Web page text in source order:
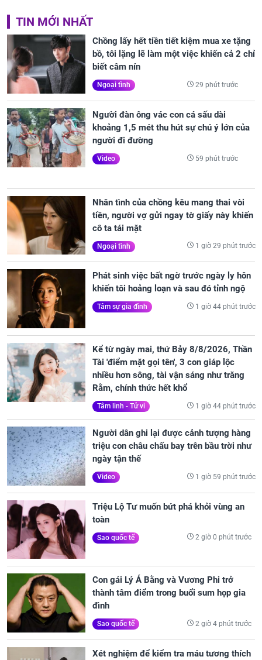
TIN MỚI NHẤT
Chồng lấy hết tiền tiết kiệm mua xe tặng
bồ, tôi lặng lẽ làm một việc khiến cả 2 chỉ
biết câm nín
Ngoại tình 29 phút trước
Người đàn ông vác con cá sấu dài
khoảng 1,5 mét thu hút sự chú ý lớn của
người đi đường
Video 59 phút trước
Nhân tình của chồng kêu mang thai vòi
tiền, người vợ gửi ngay tờ giấy này khiến
cô ta tái mặt
Ngoại tình 1 giờ 29 phút trước
Phát sinh việc bất ngờ trước ngày ly hôn
khiến tôi hoảng loạn và sau đó tỉnh ngộ
Tâm sự gia đình 1 giờ 44 phút trước
Kể từ ngày mai, thứ Bảy 8/8/2026, Thần
Tài 'điểm mặt gọi tên', 3 con giáp lộc
nhiều hơn sông, tài vận sáng như trăng
Rằm, chính thức hết khổ
Tâm linh - Tử vi 1 giờ 44 phút trước
Người dân ghi lại được cảnh tượng hàng
triệu con châu chấu bay trên bầu trời như
ngày tận thế
Video 1 giờ 59 phút trước
Triệu Lộ Tư muốn bứt phá khỏi vùng an
toàn
Sao quốc tế 2 giờ 0 phút trước
Con gái Lý Á Bằng và Vương Phi trở
thành tâm điểm trong buổi sum họp gia
đình
Sao quốc tế 2 giờ 4 phút trước
Xét nghiệm để kiểm tra máu tương thích